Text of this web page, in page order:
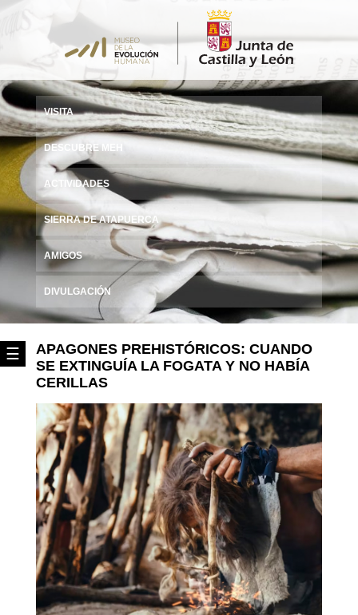
☰
VISITA
DESCUBRE MEH
ACTIVIDADES
SIERRA DE ATAPUERCA
AMIGOS
DIVULGACIÓN
APAGONES PREHISTÓRICOS: CUANDO
SE EXTINGUÍA LA FOGATA Y NO HABÍA
CERILLAS